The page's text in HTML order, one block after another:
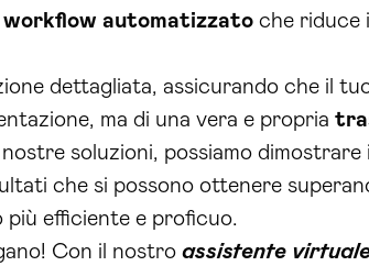
workflow automatizzato che riduce
dettagliata, assicurando che il
ma di una vera e propria
soluzioni, possiamo
che si possono ottenere
efficiente e proficuo.
Con il nostro assistente